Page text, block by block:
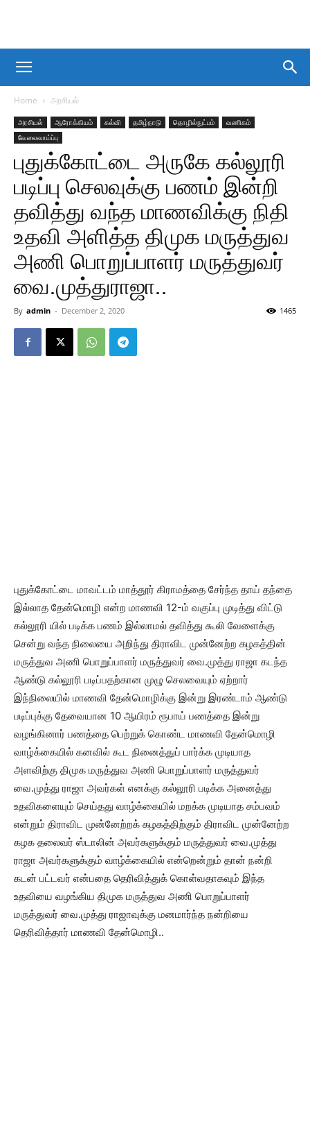
Home அரசியல்
அரசியல் ஆரோக்கியம் கல்வி தமிழ்நாடு தொழில்நுட்பம்
வணிகம்
வேலைவாய்ப்பு
புதுக்கோட்டை அருகே கல்லூரி
படிப்பு செலவுக்கு பணம் இன்றி
தவித்து வந்த மாணவிக்கு நிதி
உதவி அளித்த திமுக மருத்துவ
அணி பொறுப்பாளர் மருத்துவர்
வை.முத்துராஜா..
By admin - December 2, 2020 1465
புதுக்கோட்டை மாவட்டம் மாத்தூர் கிராமத்தை சேர்ந்த தாய் தந்தை
இல்லாத தேன்மொழி என்ற மாணவி 12-ம் வகுப்பு முடித்து விட்டு
கல்லூரி யில் படிக்க பணம் இல்லாமல் தவித்து கூலி வேளைக்கு
சென்று வந்த நிலையை அறிந்து திராவிட முன்னேற்ற கழகத்தின்
மருத்துவ அணி பொறுப்பாளர் மருத்துவர் வை.முத்து ராஜா கடந்த
ஆண்டு கல்லூரி படிப்பதற்கான முழு செலவையும் ஏற்றார்
இந்நிலையில் மாணவி தேன்மொழிக்கு இன்று இரண்டாம் ஆண்டு
படிப்புக்கு தேவையான 10 ஆயிரம் ரூபாய் பணத்தை இன்று
வழங்கினார் பணத்தை பெற்றுக் கொண்ட மாணவி தேன்மொழி
வாழ்க்கையில் கனவில் கூட நினைத்துப் பார்க்க முடியாத
அளவிற்கு திமுக மருத்துவ அணி பொறுப்பாளர் மருத்துவர்
வை.முத்து ராஜா அவர்கள் எனக்கு கல்லூரி படிக்க அனைத்து
உதவிகளையும் செய்தது வாழ்க்கையில் மறக்க முடியாத சம்பவம்
என்றும் திராவிட முன்னேற்றக் கழகத்திற்கும் திராவிட முன்னேற்ற
கழக தலைவர் ஸ்டாலின் அவர்களுக்கும் மருத்துவர் வை.முத்து
ராஜா அவர்களுக்கும் வாழ்க்கையில் என்றென்றும் தான் நன்றி
கடன் பட்டவர் என்பதை தெரிவித்துக் கொள்வதாகவும் இந்த
உதவியை வழங்கிய திமுக மருத்துவ அணி பொறுப்பாளர்
மருத்துவர் வை.முத்து ராஜாவுக்கு மனமார்ந்த நன்றியை
தெரிவித்தார் மாணவி தேன்மொழி..